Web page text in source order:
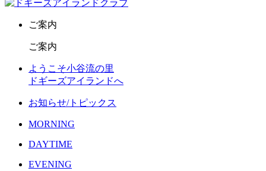
ご案内
ご案内
ようこそ小谷流の里
ドギーズアイランドへ
お知らせ/トピックス
MORNING
DAYTIME
EVENING